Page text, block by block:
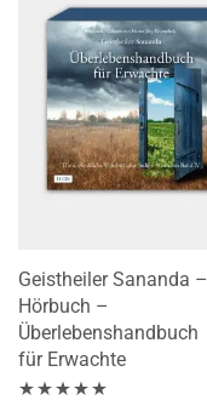
Geistheiler Sananda –
Hörbuch –
Überlebenshandbuch
für Erwachte